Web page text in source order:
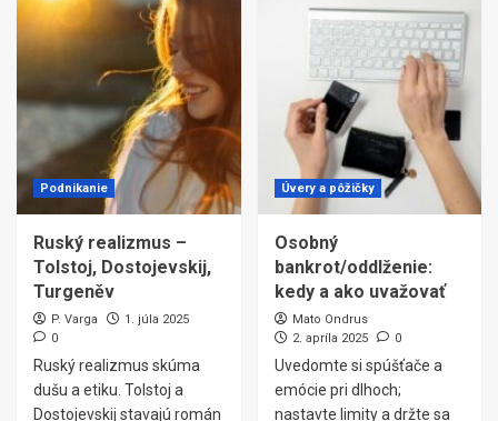
Podnikanie
Ruský realizmus –
Tolstoj, Dostojevskij,
Turgeněv
P. Varga
1. júla 2025
0
Ruský realizmus skúma
dušu a etiku. Tolstoj a
Dostojevskij stavajú román
Úvery a pôžičky
Osobný
bankrot/oddlženie:
kedy a ako uvažovať
Mato Ondrus
2. apríla 2025
0
Uvedomte si spúšťače a
emócie pri dlhoch;
nastavte limity a držte sa